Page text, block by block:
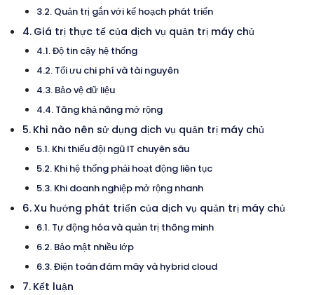
Quản trị gắn với kế hoạch phát triển
Giá trị thực tế của dịch vụ quản trị máy chủ
Độ tin cậy hệ thống
Tối ưu chi phí và tài nguyên
Bảo vệ dữ liệu
Tăng khả năng mở rộng
Khi nào nên sử dụng dịch vụ quản trị máy chủ
Khi thiếu đội ngũ IT chuyên sâu
Khi hệ thống phải hoạt động liên tục
Khi doanh nghiệp mở rộng nhanh
Xu hướng phát triển của dịch vụ quản trị máy chủ
Tự động hóa và quản trị thông minh
Bảo mật nhiều lớp
Điện toán đám mây và hybrid cloud
Kết luận